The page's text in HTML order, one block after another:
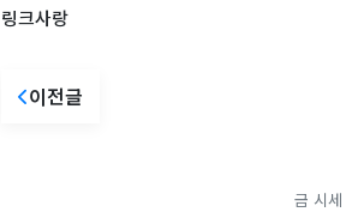
링크사랑
이전글
금 시세